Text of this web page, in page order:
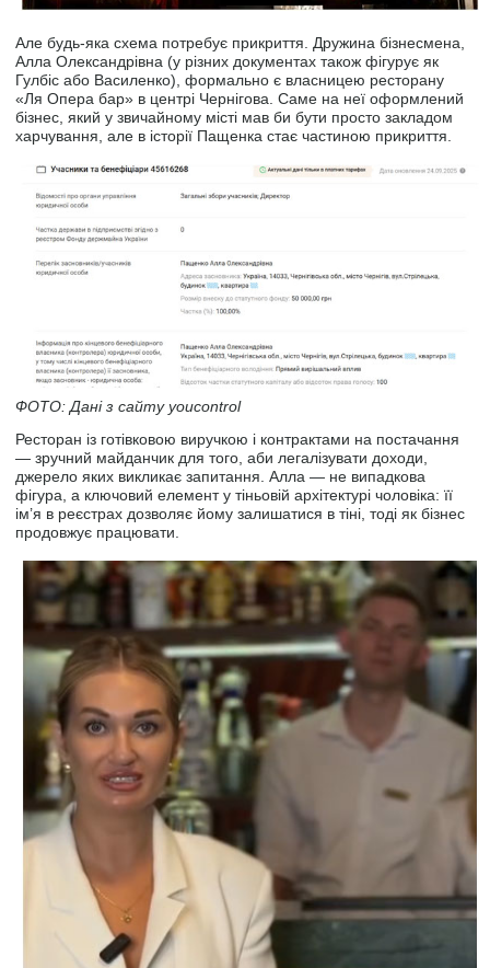
Але будь-яка схема потребує прикриття. Дружина бізнесмена,
Алла Олександрівна (у різних документах також фігурує як
Гулбіс або Василенко), формально є власницею ресторану
«Ля Опера бар» в центрі Чернігова. Саме на неї оформлений
бізнес, який у звичайному місті мав би бути просто закладом
харчування, але в історії Пащенка стає частиною прикриття.
ФОТО: Дані з сайту youcontrol
Ресторан із готівковою виручкою і контрактами на постачання
— зручний майданчик для того, аби легалізувати доходи,
джерело яких викликає запитання. Алла — не випадкова
фігура, а ключовий елемент у тіньовій архітектурі чоловіка: її
ім’я в реєстрах дозволяє йому залишатися в тіні, тоді як бізнес
продовжує працювати.